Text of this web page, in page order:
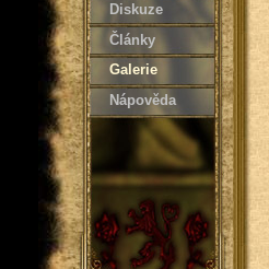
Diskuze
Články
Galerie
Nápověda